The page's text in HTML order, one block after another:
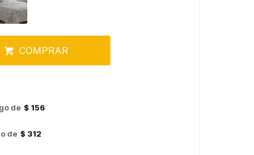
COMPRAR
de $ 156
de $ 312